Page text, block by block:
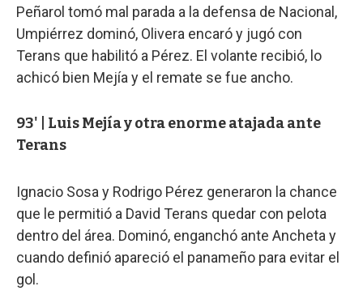
Peñarol tomó mal parada a la defensa de Nacional,
Umpiérrez dominó, Olivera encaró y jugó con
Terans que habilitó a Pérez. El volante recibió, lo
achicó bien Mejía y el remate se fue ancho.
93' | Luis Mejía y otra enorme atajada ante
Terans
Ignacio Sosa y Rodrigo Pérez generaron la chance
que le permitió a David Terans quedar con pelota
dentro del área. Dominó, enganchó ante Ancheta y
cuando definió apareció el panameño para evitar el
gol.